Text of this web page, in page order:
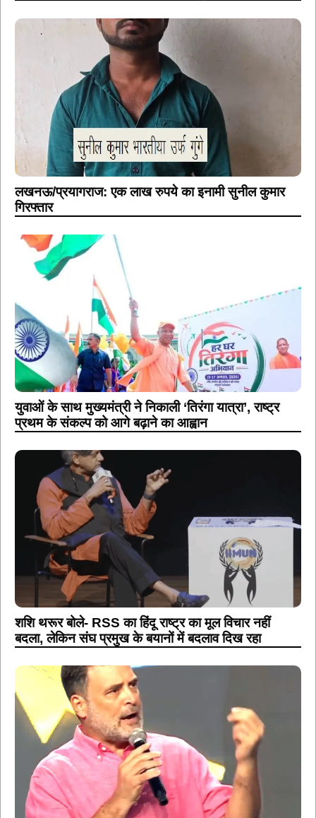
लखनऊ/प्रयागराज: एक लाख रुपये का इनामी सुनील कुमार
गिरफ्तार
युवाओं के साथ मुख्यमंत्री ने निकाली ‘तिरंगा यात्रा’, राष्ट्र
प्रथम के संकल्प को आगे बढ़ाने का आह्वान
शशि थरूर बोले- RSS का हिंदू राष्ट्र का मूल विचार नहीं
बदला, लेकिन संघ प्रमुख के बयानों में बदलाव दिख रहा